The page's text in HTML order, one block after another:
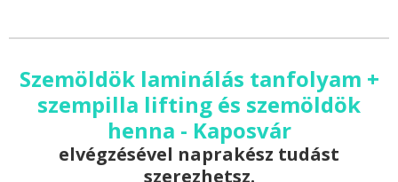
Szemöldök laminálás tanfolyam +
szempilla lifting és szemöldök
henna - Kaposvár
elvégzésével naprakész tudást
szerezhetsz.